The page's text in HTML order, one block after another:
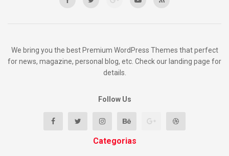
We bring you the best Premium WordPress Themes that perfect
for news, magazine, personal blog, etc. Check our landing page for
details.
Follow Us
Categorias